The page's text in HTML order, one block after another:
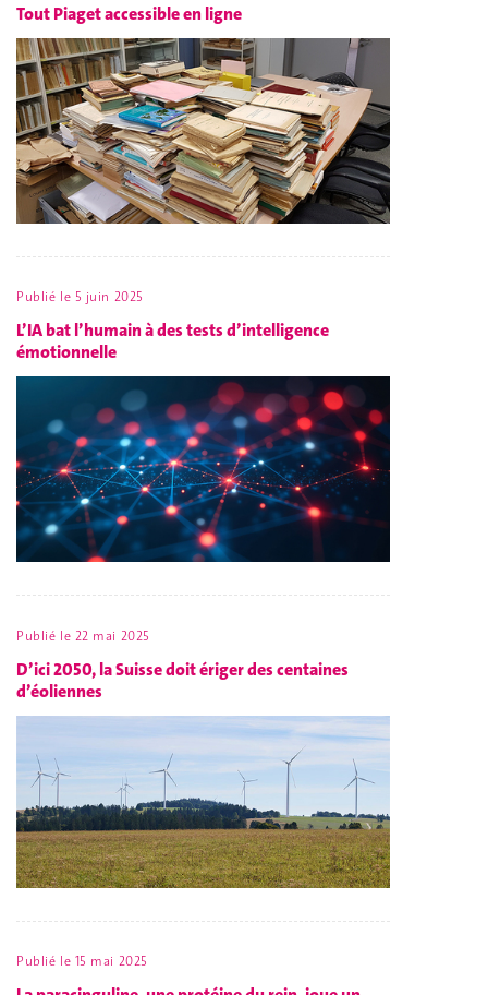
Tout Piaget accessible en ligne
Publié le 5 juin 2025
L’IA bat l’humain à des tests d’intelligence
émotionnelle
Publié le 22 mai 2025
D’ici 2050, la Suisse doit ériger des centaines
d’éoliennes
Publié le 15 mai 2025